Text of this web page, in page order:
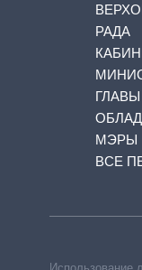
РАДА
ГЛАВЫ
МЭРЫ
ВСЕ